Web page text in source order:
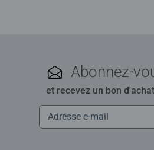
Abonnez-
et recevez un bon